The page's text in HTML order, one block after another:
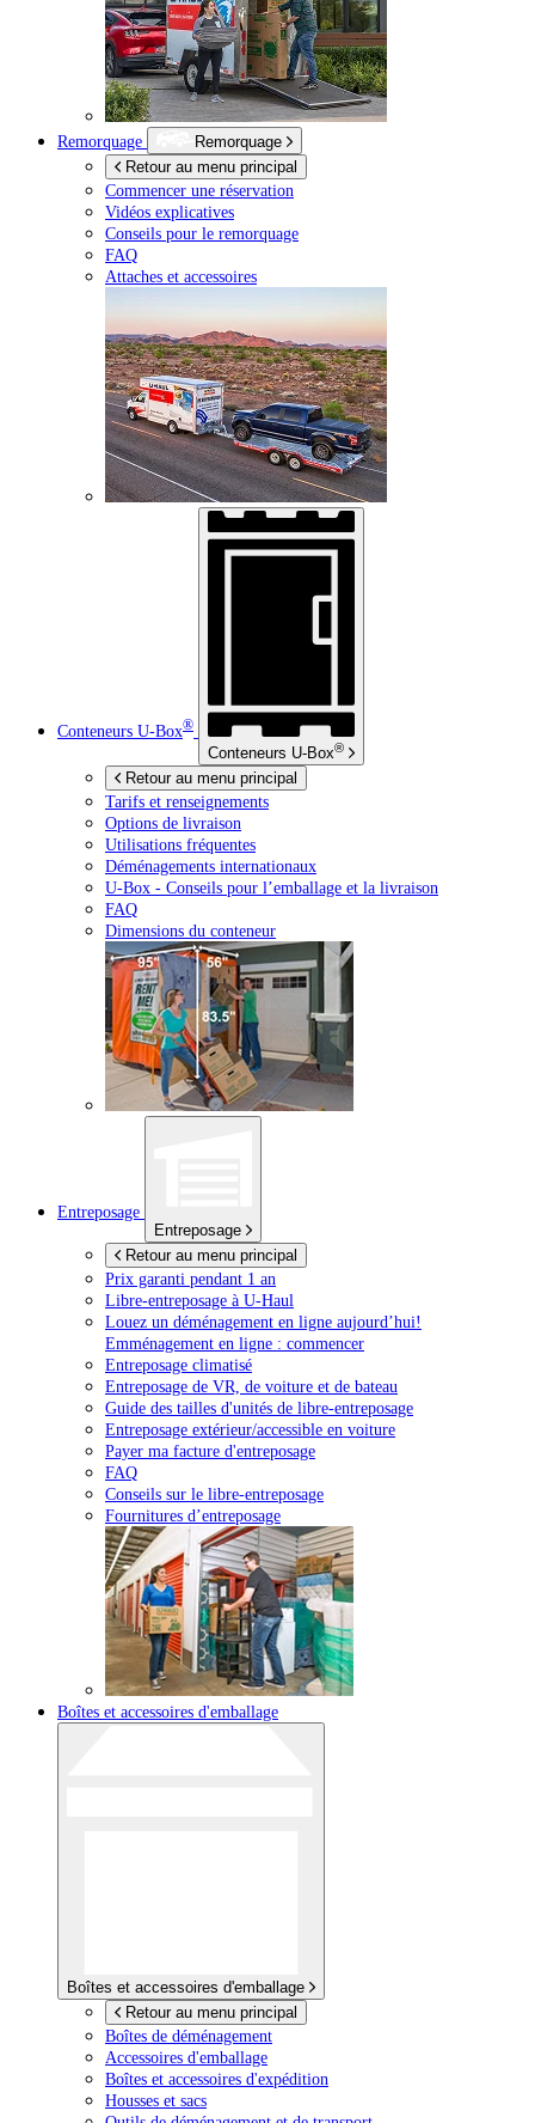
Remorquage
Remorquage
Retour au menu principal
Commencer une réservation
Vidéos explicatives
Conseils pour le remorquage
FAQ
Attaches et accessoires
Conteneurs U-Box®
Conteneurs U-Box®
Retour au menu principal
Tarifs et renseignements
Options de livraison
Utilisations fréquentes
Déménagements internationaux
U-Box - Conseils pour l’emballage et la livraison
FAQ
Dimensions du conteneur
Entreposage
Entreposage
Retour au menu principal
Prix garanti pendant 1 an
Libre-entreposage à U-Haul
Louez un déménagement en ligne aujourd’hui!
Emménagement en ligne : commencer
Entreposage climatisé
Entreposage de VR, de voiture et de bateau
Guide des tailles d'unités de libre-entreposage
Entreposage extérieur/accessible en voiture
Payer ma facture d'entreposage
FAQ
Conseils sur le libre-entreposage
Fournitures d’entreposage
Boîtes et accessoires d'emballage
Boîtes et accessoires d'emballage
Retour au menu principal
Boîtes de déménagement
Accessoires d'emballage
Boîtes et accessoires d'expédition
Housses et sacs